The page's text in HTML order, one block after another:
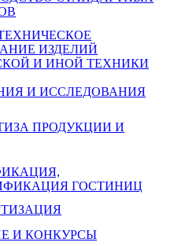
ИЗДЕЛИЙ
И ИНОЙ ТЕХНИКИ
И ИССЛЕДОВАНИЯ
ПРОДУКЦИИ И
ГОСТИНИЦ
И КОНКУРСЫ